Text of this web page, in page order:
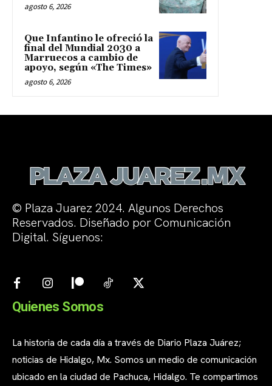
agosto 6, 2026
Que Infantino le ofreció la
final del Mundial 2030 a
Marruecos a cambio de
apoyo, según «The Times»
agosto 6, 2026
© Plaza Juarez 2024. Algunos Derechos
Reservados. Diseñado por Comunicación
Digital. Síguenos:
Quienes Somos
La historia de cada día a través de Diario Plaza Juárez;
noticias de Hidalgo, Mx. Somos un medio de comunicación
ubicado en la ciudad de Pachuca, Hidalgo. Te compartimos